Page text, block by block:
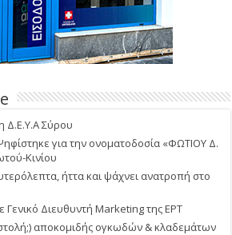
Δ.Ε.Υ.Α Σύρου
για την ονοματοδοσία «ΦΩΤΙΟΥ Δ.
Κινίου
ήττα και ψάχνει ανατροπή στο
Διευθυντή Marketing της ΕΡΤ
αποκομιδής ογκωδών & κλαδεμάτων